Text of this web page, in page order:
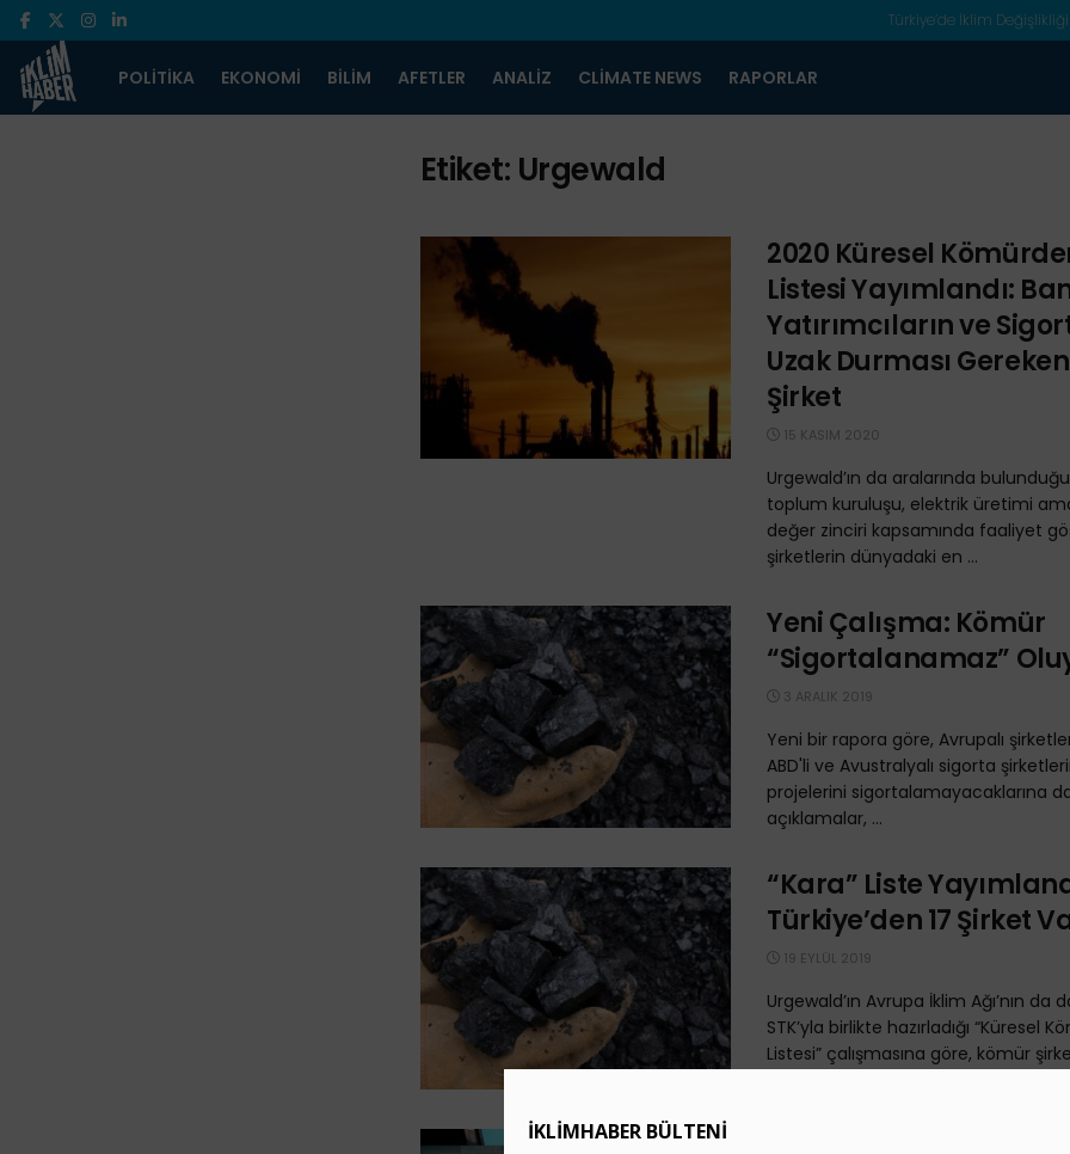
Türkiye’de İklim Değişlikliği
POLITIKA EKONOMI BILIM AFETLER ANALIZ CLIMATE NEWS RAPORLAR
Etiket: Urgewald
2020 Küresel
Listesi Yayımlandı:
Yatırımcıların ve
Uzak Durması
Şirket
15 KASIM 2020
Urgewald’ın da aralarında
toplum kuruluşu, elektrik üretimi
değer zinciri kapsamında faaliyet
şirketlerin dünyadaki en ...
Yeni Çalışma: Kömür
“Sigortalanamaz”
3 ARALIK 2019
Yeni bir rapora göre, Avrupalı
ABD'li ve Avustralyalı sigorta
projelerini sigortalamayacaklarına
açıklamalar, ...
“Kara” Liste
Türkiye’den 17 Şirket
19 EYLÜL 2019
Urgewald’ın Avrupa İklim Ağı’nın da
STK’yla birlikte hazırladığı “Küresel
Listesi” çalışmasına göre, kömür